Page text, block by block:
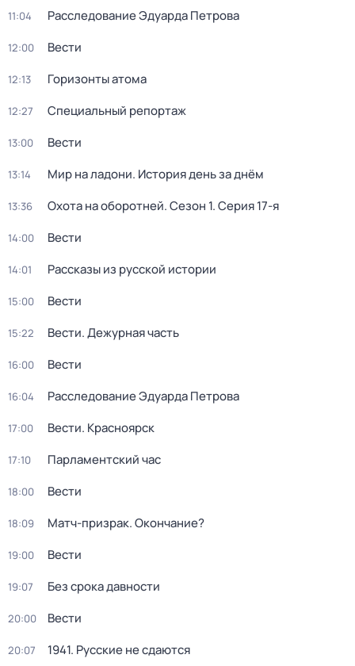
11:04 Расследование Эдуарда Петрова
12:00 Вести
12:13 Горизонты атома
12:27 Специальный репортаж
13:00 Вести
13:14 Мир на ладони. История день за днём
13:36 Охота на оборотней. Сезон 1. Серия 17-я
14:00 Вести
14:01 Рассказы из русской истории
15:00 Вести
15:22 Вести. Дежурная часть
16:00 Вести
16:04 Расследование Эдуарда Петрова
17:00 Вести. Красноярск
17:10 Парламентский час
18:00 Вести
18:09 Матч-призрак. Окончание?
19:00 Вести
19:07 Без срока давности
20:00 Вести
20:07 1941. Русские не сдаются